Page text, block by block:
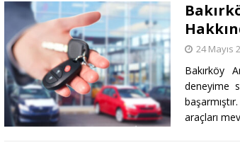
24 Mayıs
Bakırköy
deneyime
araçları